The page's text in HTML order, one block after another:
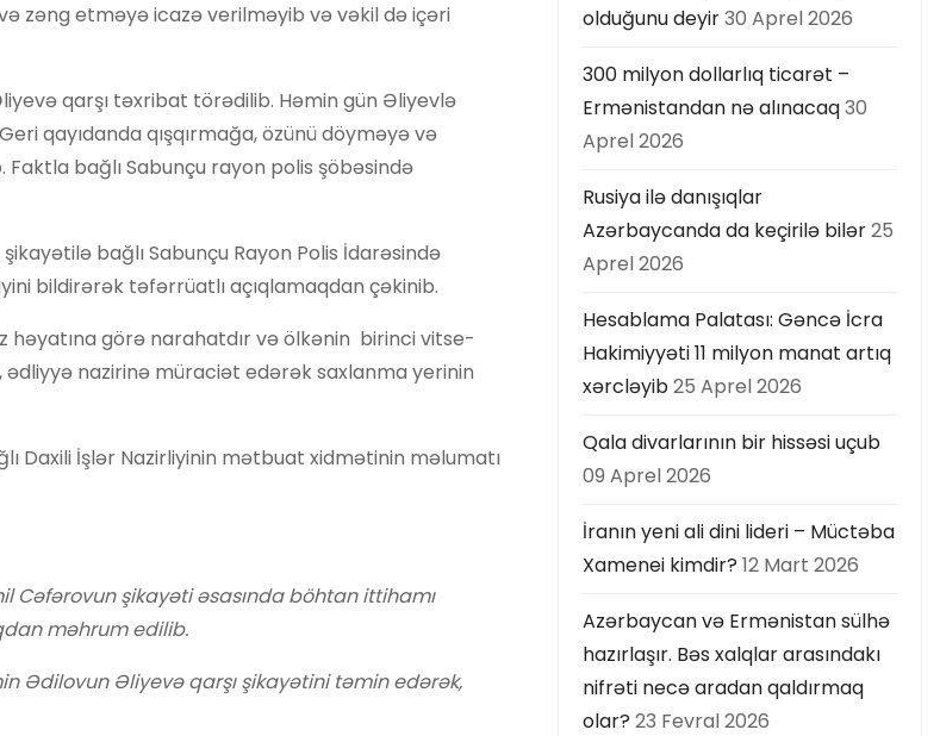
zəng etməyə icazə verilməyib və vəkil də içəri
qarşı təxribat törədilib. Həmin gün Əliyevlə
qayıdanda qışqırmağa, özünü döyməyə və
bağlı Sabunçu rayon polis şöbəsində
bağlı Sabunçu Rayon Polis İdarəsində
bildirərək təfərrüatlı açıqlamaqdan çəkinib.
həyatına görə narahatdır və ölkənin birinci vitse-
nazirinə müraciət edərək saxlanma yerinin
Daxili İşlər Nazirliyinin mətbuat xidmətinin məlumatı
Cəfərovun şikayətiəsasında böhtan ittihamı
məhrum edilib.
Ədilovun Əliyevəqarşı şikayətini təmin edərək,
olduğunu deyir30 Aprel 2026
300 milyon dollarlıq ticarət –
Ermənistandan nə alınacaq30
Aprel 2026
Rusiya ilə danışıqlar
Azərbaycanda da keçirilə bilər25
Aprel 2026
Hesablama Palatası: Gəncə İcra
Hakimiyyəti 11 milyon manat artıq
xərcləyib25 Aprel 2026
Qala divarlarının bir hissəsi uçub
09 Aprel 2026
İranın yeni ali dini lideri – Müctəba
Xamenei kimdir? 12 Mart 2026
Azərbaycan və Ermənistan sülhə
hazırlaşır. Bəs xalqlar arasındakı
nifrəti necə aradan qaldırmaq
olar? 23 Fevral 2026